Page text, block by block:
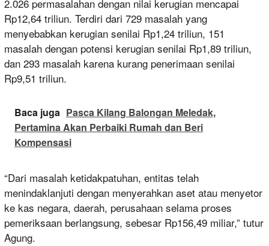
2.026 permasalahan dengan nilai kerugian mencapai
Rp12,64 triliun. Terdiri dari 729 masalah yang
menyebabkan kerugian senilai Rp1,24 triliun, 151
masalah dengan potensi kerugian senilai Rp1,89 triliun,
dan 293 masalah karena kurang penerimaan senilai
Rp9,51 triliun.
Baca juga Pasca Kilang Balongan Meledak,
Pertamina Akan Perbaiki Rumah dan Beri
Kompensasi
“Dari masalah ketidakpatuhan, entitas telah
menindaklanjuti dengan menyerahkan aset atau menyetor
ke kas negara, daerah, perusahaan selama proses
pemeriksaan berlangsung, sebesar Rp156,49 miliar,” tutur
Agung.